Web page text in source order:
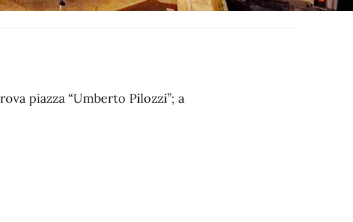
piazza “Umberto Pilozzi”; a